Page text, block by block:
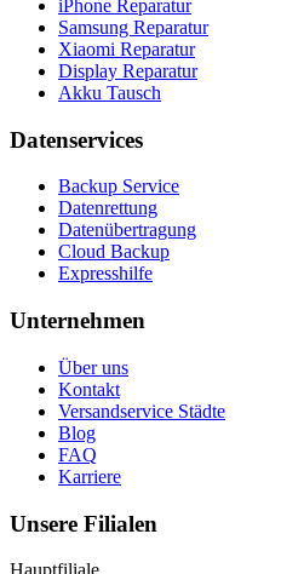
iPhone Reparatur
Samsung Reparatur
Xiaomi Reparatur
Display Reparatur
Akku Tausch
Datenservices
Backup Service
Datenrettung
Datenübertragung
Cloud Backup
Expresshilfe
Unternehmen
Über uns
Kontakt
Versandservice Städte
Blog
FAQ
Karriere
Unsere Filialen